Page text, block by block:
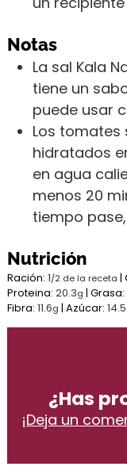
Notas
La sal Kala
tiene un
puede usar
Los tomates
hidratados
en agua
menos 20
tiempo
Nutrición
Ración:1/2 de la receta |
Proteina:20.3g |Grasa:
Fibra:11.6g |Azúcar:14.5
¿Has
¡Deja un